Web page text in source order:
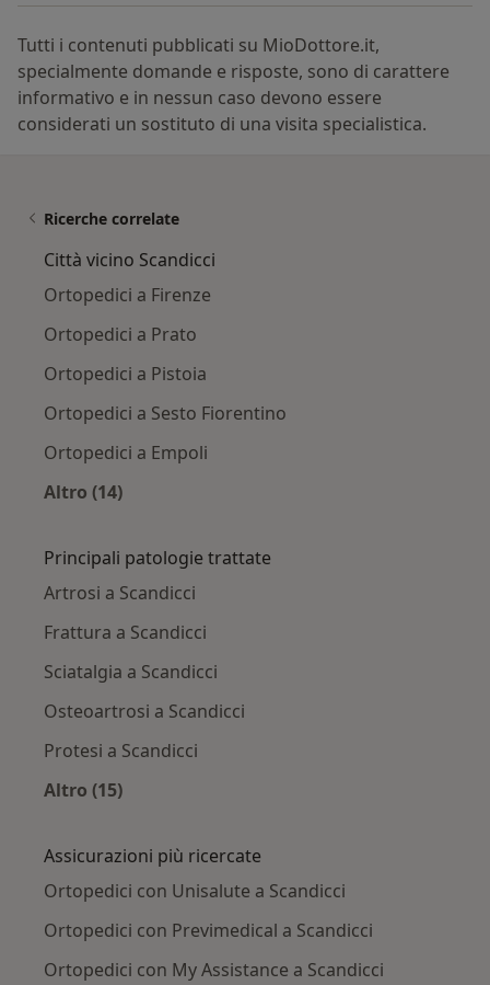
Tutti i contenuti pubblicati su MioDottore.it,
specialmente domande e risposte, sono di carattere
informativo e in nessun caso devono essere
considerati un sostituto di una visita specialistica.
Ricerche correlate
Città vicino Scandicci
Ortopedici a Firenze
Ortopedici a Prato
Ortopedici a Pistoia
Ortopedici a Sesto Fiorentino
Ortopedici a Empoli
Altro (14)
Principali patologie trattate
Artrosi a Scandicci
Frattura a Scandicci
Sciatalgia a Scandicci
Osteoartrosi a Scandicci
Protesi a Scandicci
Altro (15)
Assicurazioni più ricercate
Ortopedici con Unisalute a Scandicci
Ortopedici con Previmedical a Scandicci
Ortopedici con My Assistance a Scandicci